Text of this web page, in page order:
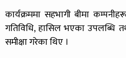
कार्यक्रममा सहभागी बीमा
गतिविधि, हासिल भएका उपलब्धि
समीक्षा गरेका थिए ।